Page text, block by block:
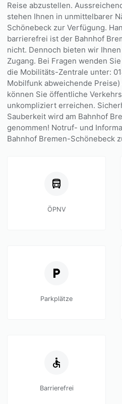
Reise abzustellen.
stehen Ihnen in unmittelbarer
Schönebeck zur Verfügung.
barrierefrei ist der Bahnhof
nicht. Dennoch bieten wir
Zugang. Bei Fragen wenden
die Mobilitäts-Zentrale unter:
Mobilfunk abweichende
können Sie öffentliche
unkompliziert erreichen.
Sauberkeit wird am Bahnhof
genommen! Notruf- und
Bahnhof Bremen-Schönebeck
ÖPNV
Parkplätze
Barrierefrei